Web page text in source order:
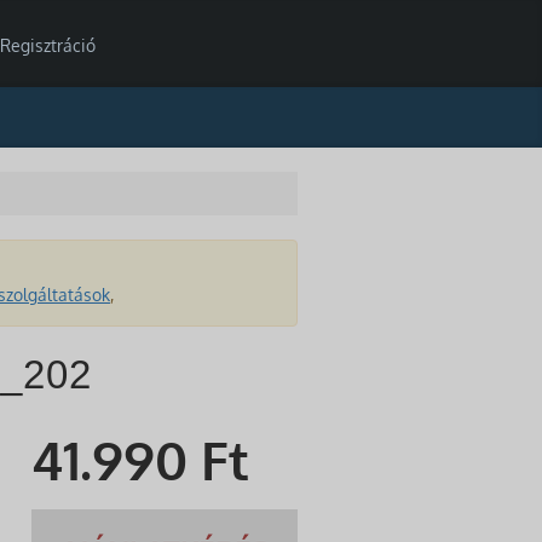
Regisztráció
,
41.990 Ft